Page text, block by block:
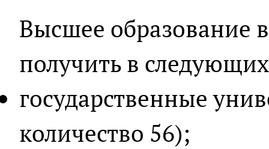
Высшее
получить в
государственные
количество 56);